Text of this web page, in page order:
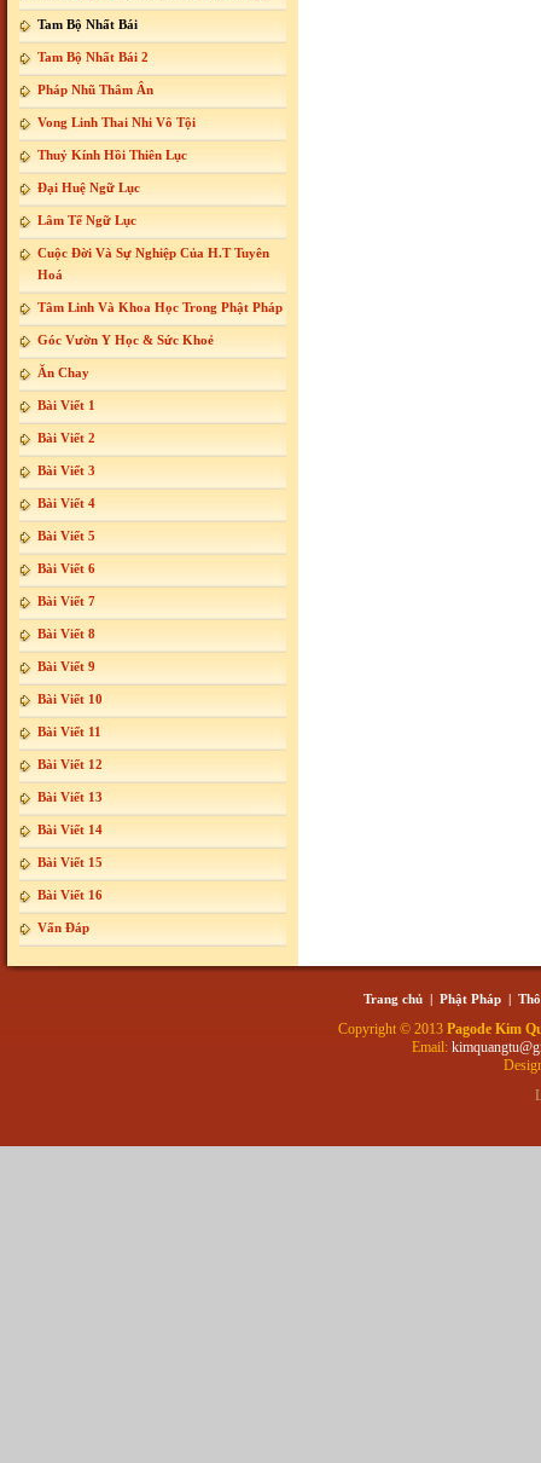
Tam Bộ Nhất Bái
Tam Bộ Nhất Bái 2
Pháp Nhũ Thâm Ân
Vong Linh Thai Nhi Vô Tội
Thuỷ Kính Hồi Thiên Lục
Đại Huệ Ngữ Lục
Lâm Tế Ngữ Lục
Cuộc Đời Và Sự Nghiệp Của H.T Tuyên
Hoá
Tâm Linh Và Khoa Học Trong Phật Pháp
Góc Vườn Y Học & Sức Khoẻ
Ăn Chay
Bài Viết 1
Bài Viết 2
Bài Viết 3
Bài Viết 4
Bài Viết 5
Bài Viết 6
Bài Viết 7
Bài Viết 8
Bài Viết 9
Bài Viết 10
Bài Viết 11
Bài Viết 12
Bài Viết 13
Bài Viết 14
Bài Viết 15
Bài Viết 16
Vấn Đáp
Trang chủ | Phật Pháp |
Copyright © 2013 Pagode Kim
Email: